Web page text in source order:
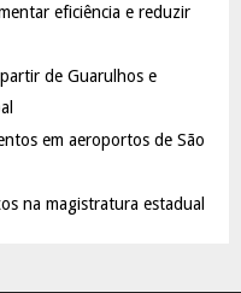
R
eficiência e reduzir
de Guarulhos e
em aeroportos de São
na magistratura estadual